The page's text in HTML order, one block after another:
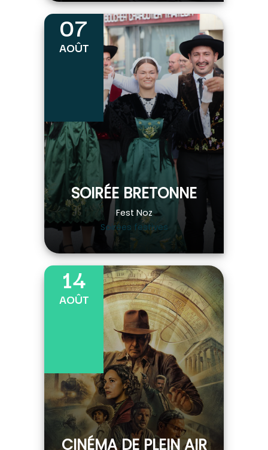
07
AOÛT
SOIRÉE BRETONNE
Fest Noz
Soirées festives
14
AOÛT
CINÉMA DE PLEIN AIR